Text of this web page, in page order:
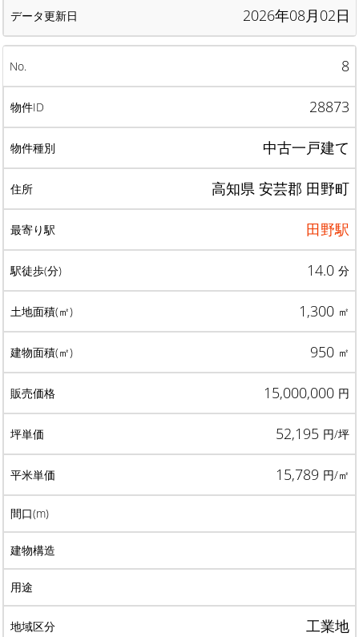
2026年08月02日
8
28873
中古一戸建て
高知県 安芸郡 田野町
田野駅
14.0 分
1,300 ㎡
950 ㎡
15,000,000 円
52,195 円/坪
15,789 円/㎡
工業地